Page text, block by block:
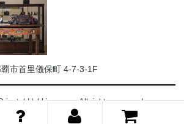
市首里儀保町 4-7-3-1F
Hobbies.com. All rights reserved.